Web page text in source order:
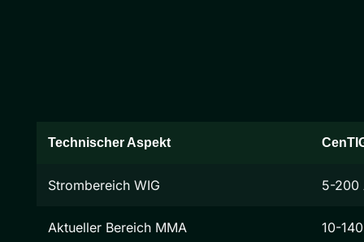
Technischer Aspekt
Strombereich WIG 5-200
Aktueller Bereich MMA 10-